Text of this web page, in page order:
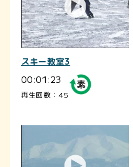
スキー教室3
00:01:23
再生回数：45